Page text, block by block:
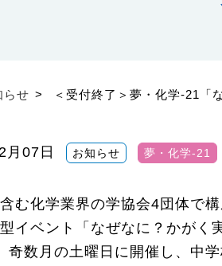
らせ > ＜受付終了＞夢・化学‐21「
月07日 お知らせ 夢・化学-21
む化学業界の学協会4団体で
イベント「なぜなに？かがく
奇数月の土曜日に開催し、中